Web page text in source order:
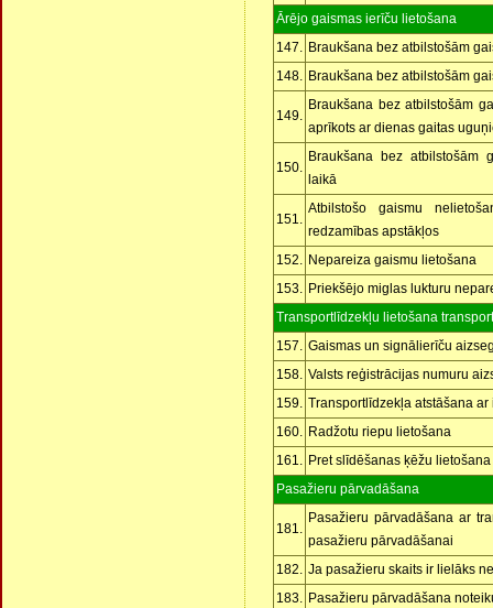
Ārējo gaismas ierīču lietošana
147. Braukšana bez atbilstošām
148. Braukšana bez atbilstošām
149.
Braukšana bez atbilstošām
aprīkots ar dienas gaitas
150.
Braukšana bez atbilstošām
laikā
151.
Atbilstošo gaismu
redzamības apstākļos
152. Nepareiza gaismu lietošana
153. Priekšējo miglas lukturu
Transportlīdzekļu lietošana
157. Gaismas un signālierīču
158. Valsts reģistrācijas numuru
159. Transportlīdzekļa atstāšana
160. Radžotu riepu lietošana
161. Pret slīdēšanas ķēžu
Pasažieru pārvadāšana
181.
Pasažieru pārvadāšana ar
pasažieru pārvadāšanai
182. Ja pasažieru skaits ir lielāks
183. Pasažieru pārvadāšana